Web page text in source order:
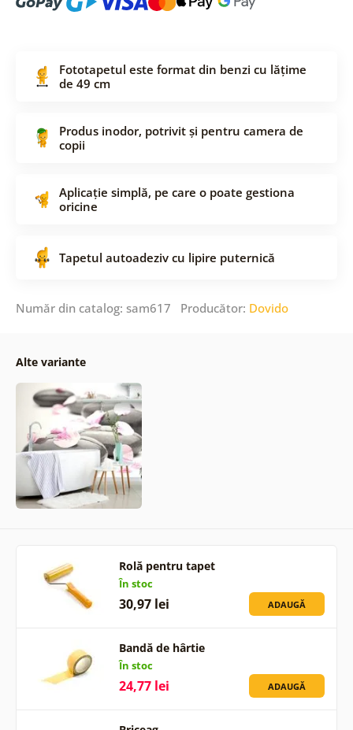
Fototapetul este format din benzi cu lățime
de 49 cm
Produs inodor, potrivit și pentru camera de
copii
Aplicație simplă, pe care o poate gestiona
oricine
Tapetul autoadeziv cu lipire puternică
Număr din catalog: sam617 Producător: Dovido
Alte variante
Rolă pentru tapet
În stoc
30,97 lei ADAUGĂ
Bandă de hârtie
În stoc
24,77 lei ADAUGĂ